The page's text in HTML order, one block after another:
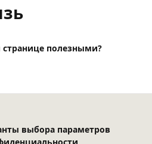
странице полезными?
выбора параметров